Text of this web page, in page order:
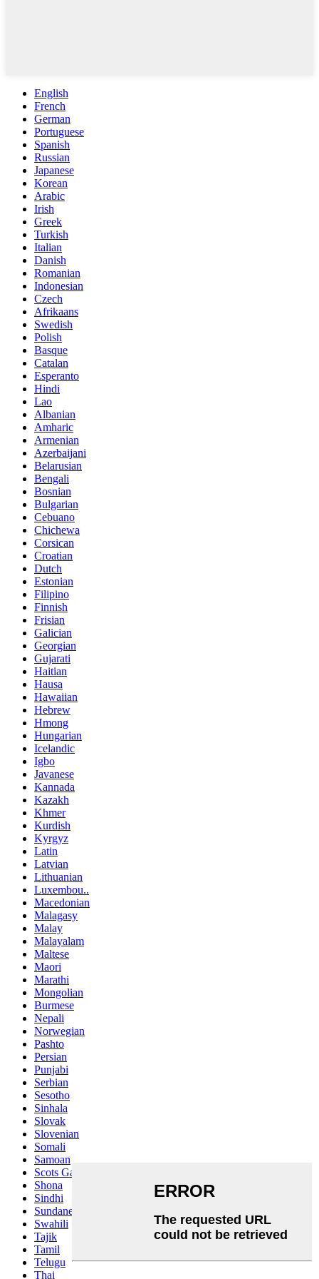
English
French
German
Portuguese
Spanish
Russian
Japanese
Korean
Arabic
Irish
Greek
Turkish
Italian
Danish
Romanian
Indonesian
Czech
Afrikaans
Swedish
Polish
Basque
Catalan
Esperanto
Hindi
Lao
Albanian
Amharic
Armenian
Azerbaijani
Belarusian
Bengali
Bosnian
Bulgarian
Cebuano
Chichewa
Corsican
Croatian
Dutch
Estonian
Filipino
Finnish
Frisian
Galician
Georgian
Gujarati
Haitian
Hausa
Hawaiian
Hebrew
Hmong
Hungarian
Icelandic
Igbo
Javanese
Kannada
Kazakh
Khmer
Kurdish
Kyrgyz
Latin
Latvian
Lithuanian
Luxembou..
Macedonian
Malagasy
Malay
Malayalam
Maltese
Maori
Marathi
Mongolian
Burmese
Nepali
Norwegian
Pashto
Persian
Punjabi
Serbian
Sesotho
Sinhala
Slovak
Slovenian
Somali
Samoan
Scots Gaelic
Shona
Sindhi
Sundanese
Swahili
Tajik
Tamil
Telugu
Thai